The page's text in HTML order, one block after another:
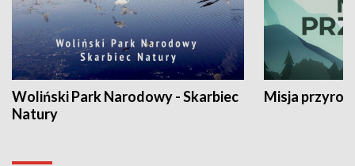
Woliński Park Narodowy - Skarbiec
Natury
Misja